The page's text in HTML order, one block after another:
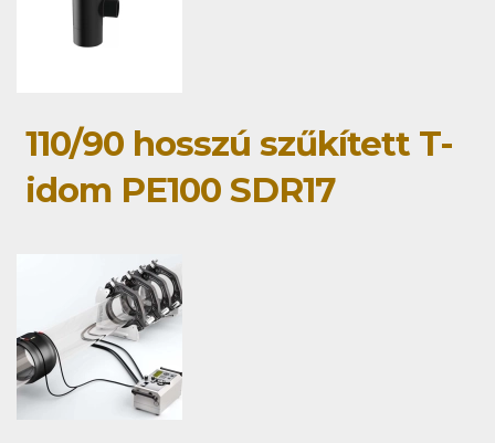
110/90 hosszú szűkített T-
idom PE100 SDR17